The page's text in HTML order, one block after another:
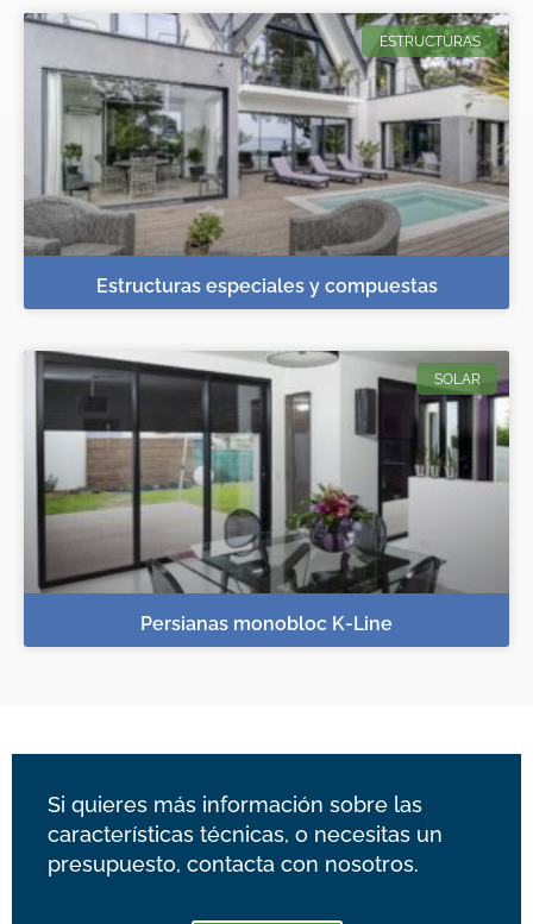
ESTRUCTURAS
Estructuras especiales y compuestas
SOLAR
Persianas monobloc K-Line
Si quieres más información sobre las
características técnicas, o necesitas un
presupuesto, contacta con nosotros.